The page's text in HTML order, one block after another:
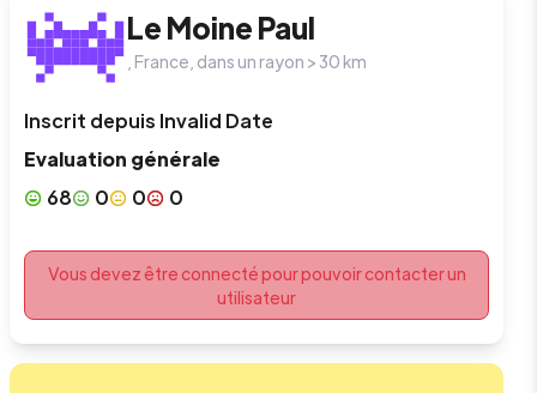
Le MoinePaul
France , dans un rayon > 30 km
Inscrit depuis Invalid Date
Evaluation générale
68
0 0 0
Vous devez être connecté pour pouvoir contacter un
utilisateur